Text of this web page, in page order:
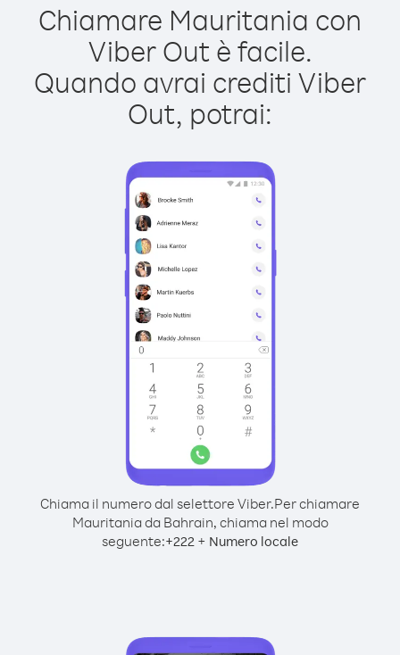
Chiamare Mauritania con
Viber Out è facile.
Quando avrai crediti Viber
Out, potrai:
Chiama il numero dal selettore Viber.Per chiamare
Mauritania da Bahrain, chiama nel modo
seguente:+222 + Numero locale